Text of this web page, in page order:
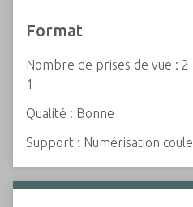
Format
Nombre de prises de vue : 2
1
Qualité : Bonne
Support : Numérisation